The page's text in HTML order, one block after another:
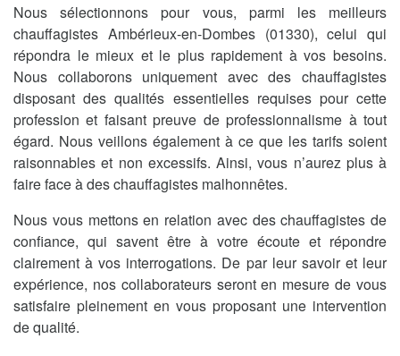
Nous sélectionnons pour vous, parmi les meilleurs
chauffagistes Ambérieux-en-Dombes (01330), celui qui
répondra le mieux et le plus rapidement à vos besoins.
Nous collaborons uniquement avec des chauffagistes
disposant des qualités essentielles requises pour cette
profession et faisant preuve de professionnalisme à tout
égard. Nous veillons également à ce que les tarifs soient
raisonnables et non excessifs. Ainsi, vous n’aurez plus à
faire face à des chauffagistes malhonnêtes.
Nous vous mettons en relation avec des chauffagistes de
confiance, qui savent être à votre écoute et répondre
clairement à vos interrogations. De par leur savoir et leur
expérience, nos collaborateurs seront en mesure de vous
satisfaire pleinement en vous proposant une intervention
de qualité.